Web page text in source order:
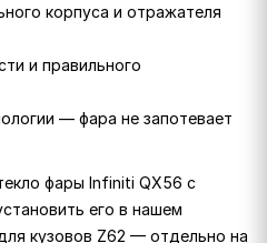
корпуса и отражателя
и правильного
— фара не запотевает
фары Infiniti QX56 с
его в нашем
кузовов Z62 — отдельно на